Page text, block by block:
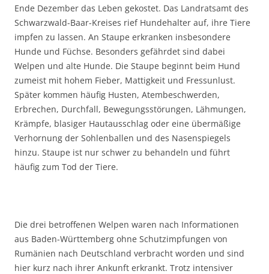
Ende Dezember das Leben gekostet. Das Landratsamt des
Schwarzwald-Baar-Kreises rief Hundehalter auf, ihre Tiere
impfen zu lassen. An Staupe erkranken insbesondere
Hunde und Füchse. Besonders gefährdet sind dabei
Welpen und alte Hunde. Die Staupe beginnt beim Hund
zumeist mit hohem Fieber, Mattigkeit und Fressunlust.
Später kommen häufig Husten, Atembeschwerden,
Erbrechen, Durchfall, Bewegungsstörungen, Lähmungen,
Krämpfe, blasiger Hautausschlag oder eine übermäßige
Verhornung der Sohlenballen und des Nasenspiegels
hinzu. Staupe ist nur schwer zu behandeln und führt
häufig zum Tod der Tiere.
Die drei betroffenen Welpen waren nach Informationen
aus Baden-Württemberg ohne Schutzimpfungen von
Rumänien nach Deutschland verbracht worden und sind
hier kurz nach ihrer Ankunft erkrankt. Trotz intensiver